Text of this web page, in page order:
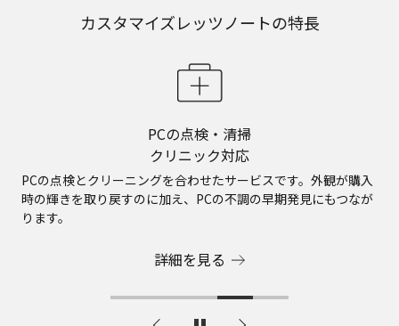
カスタマイズレッツノートの特長
店頭モデルよりも
高い性能
カスタマイズモデルでは、最高クラスのスペックをご用意。お
客様の理想のスペックにカスタマイズいただけます。
豊富な
カスタマイズメニュー
カスタマイズモデルでは、天板やホイールパッドのカラーを、
自由に組み合わせることができます。
最長5年の
長期保証
最長5年間の長期保証に加え、天災や盗難にまで対応した保証も
お選びいただけます。
PCの点検・清掃
クリニック対応
PCの点検とクリーニングを合わせたサービスです。外観が購入
時の輝きを取り戻すのに加え、PCの不調の早期発見にもつなが
ります。
詳細を見る
不要PCの
買い取り対応
不要なPCを特別価格で買い取らせていただきます。PCの引取
り・返却時の送料はパナソニック ストア プラスで負担いたしま
す。
詳細を見る